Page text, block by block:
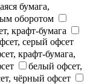
бумага,
оборотом
крафт-бумага
серый офсет
крафт-бумага,
белый офсет,
чёрный офсет